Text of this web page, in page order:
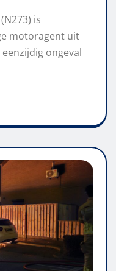
is
motoragent uit
ongeval